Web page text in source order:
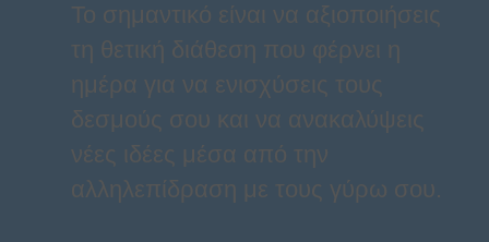
Το σημαντικό είναι να αξιοποιήσεις
τη θετική διάθεση που φέρνει η
ημέρα για να ενισχύσεις τους
δεσμούς σου και να ανακαλύψεις
νέες ιδέες μέσα από την
αλληλεπίδραση με τους γύρω σου.